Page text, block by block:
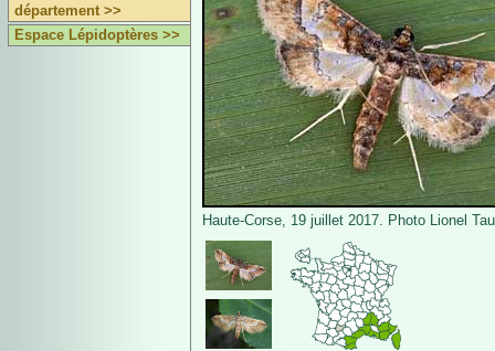
département >>
Espace Lépidoptères >>
Haute-Corse, 19 juillet 2017. Photo Lionel